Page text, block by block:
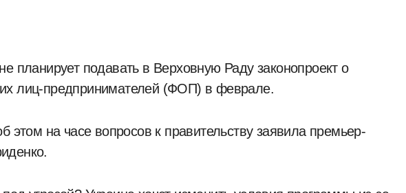
лиц-предпринимателей (ФОП) в феврале.
этом на часе вопросов к правительству заявила премьер-